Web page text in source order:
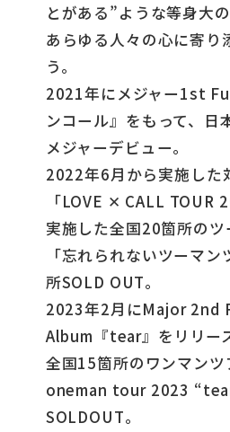
とがある”ような等身大の
あらゆる人々の心に寄り
う。
2021年にメジャー1st
ンコール』をもって、日
メジャーデビュー。
2022年6月から実施した
「LOVE ✕ CALL TOUR
実施した全国20箇所のツ
「忘れられないツーマ
所SOLD OUT。
2023年2月にMajor 2nd
Album『tear』をリリー
全国15箇所のワンマン
oneman tour 2023
SOLDOUT。